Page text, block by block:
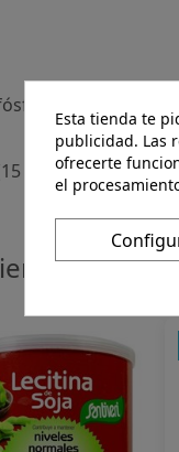
g).
este
Esta tienda te
publicidad. Las
ofrecerte
el